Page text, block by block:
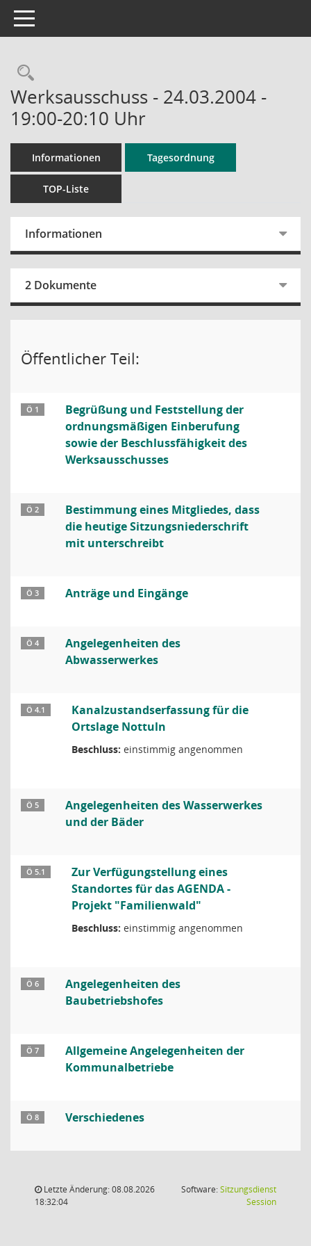
Toggle navigation
Rechercheauswahl
Werksausschuss - 24.03.2004 -
19:00-20:10 Uhr
Informationen Tagesordnung
TOP-Liste
Informationen
2 Dokumente
Öffentlicher Teil:
Ö 1
Begrüßung und Feststellung der
ordnungsmäßigen Einberufung
sowie der Beschlussfähigkeit des
Werksausschusses
Ö 2
Bestimmung eines Mitgliedes, dass
die heutige Sitzungsniederschrift
mit unterschreibt
Ö 3 Anträge und Eingänge
Ö 4
Angelegenheiten des
Abwasserwerkes
Ö 4.1
Kanalzustandserfassung für die
Ortslage Nottuln
Beschluss: einstimmig angenommen
Ö 5
Angelegenheiten des Wasserwerkes
und der Bäder
Ö 5.1
Zur Verfügungstellung eines
Standortes für das AGENDA -
Projekt "Familienwald"
Beschluss: einstimmig angenommen
Ö 6
Angelegenheiten des
Baubetriebshofes
Ö 7
Allgemeine Angelegenheiten der
Kommunalbetriebe
Ö 8 Verschiedenes
Letzte Änderung: 08.08.2026
18:32:04
Software:Sitzungsdienst
Session(Wird in